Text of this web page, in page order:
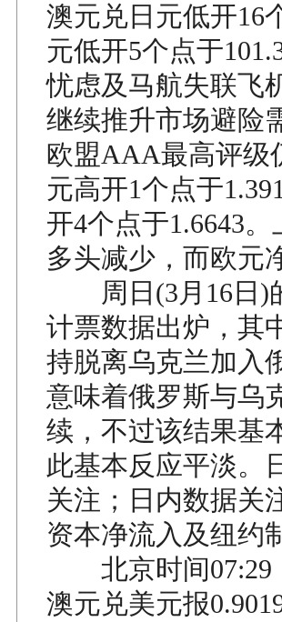
澳元兑日元低开16
元低开5个点于
忧虑及马航失联飞
继续推升市场避险
欧盟AAA最高评级
元高开1个点于
开4个点于1.6643
多头减少，而欧元
周日(3月16日)
计票数据出炉，其
持脱离乌克兰加入
意味着俄罗斯与乌
续，不过该结果基
此基本反应平淡。
关注；日内数据关
资本净流入及纽约
北京时间07:29
澳元兑美元报